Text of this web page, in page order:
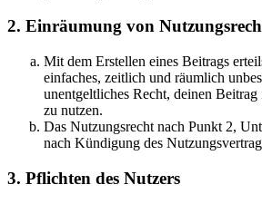
2. Einräumung von
Mit dem Erstellen eines Beitrags
einfaches, zeitlich und räumlich
unentgeltliches Recht, deinen
zu nutzen.
Das Nutzungsrecht nach Punkt 2,
nach Kündigung des
3. Pflichten des Nutzers